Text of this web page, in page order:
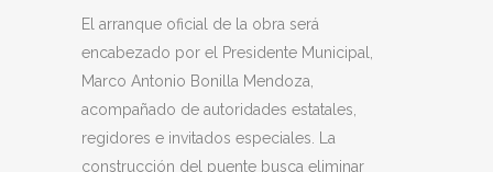
El arranque oficial de la obra será
encabezado por el Presidente Municipal,
Marco Antonio Bonilla Mendoza,
acompañado de autoridades estatales,
regidores e invitados especiales. La
construcción del puente busca eliminar